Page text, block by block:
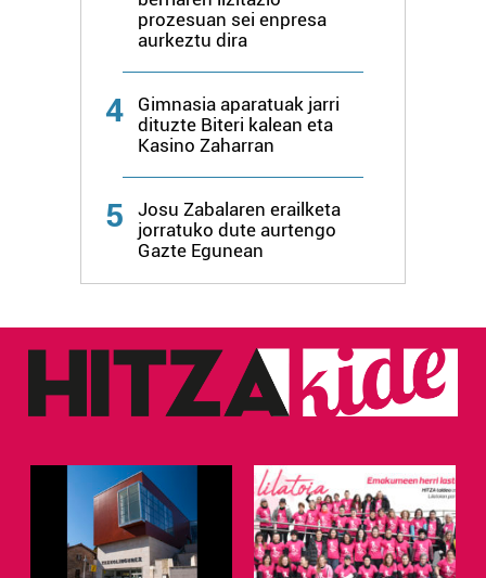
bazkideen zerrenda, beren ustez zein helburutarako
duten interes legitimoa eta horren aurka nola egin
Lortu zure datu pertsonalak prozesatzeko moduari
buruzko informazio gehiago eta ezarri zure lehentasunak
datuen atalean. Edozein unetan alda edo ken dezakezu
zure baimena Cookieen adierazpenean.
fitxategiak erabiltzen ditu. Zure esperientzia eta
zerbitzuak hobetzeko asmoz, cookie teknologiaz
baliatzen gara. Ohar hau onartuz gero, teknologia hori
irakurri
prozesuan sei enpresa
aurkeztu dira
4
Gimnasia aparatuak jarri
dituzte Biteri kalean eta
Kasino Zaharran
5
Josu Zabalaren erailketa
jorratuko dute aurtengo
Gazte Egunean